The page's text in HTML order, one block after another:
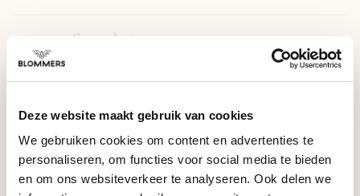
Deze website maakt gebruik van cookies
We gebruiken cookies om content en advertenties te
personaliseren, om functies voor social media te bieden
en om ons websiteverkeer te analyseren. Ook delen we
Comandante
€6,95
Comandante
(Turquoise)
€6,95